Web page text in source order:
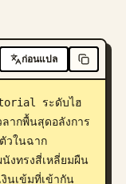
ก่อนแปล
ระดับไฮ
ากพื้นสุดอลังการ
วในฉาก
งทรงสี่เหลี่ยมผืน
นเข้มที่เข้ากัน